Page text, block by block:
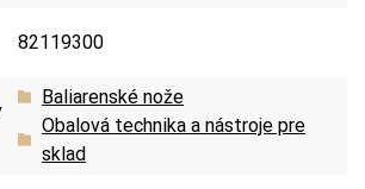
82119300
Baliarenské nože
Obalová technika a nástroje pre
sklad